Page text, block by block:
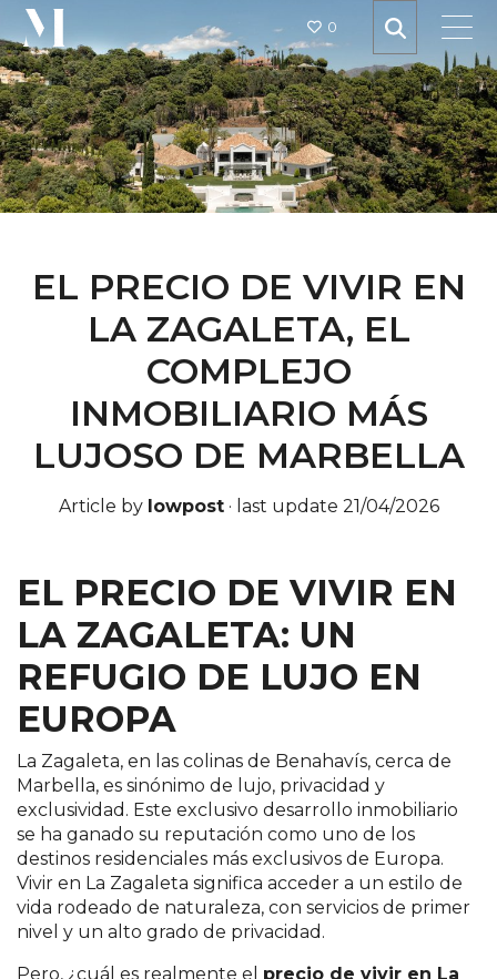
0
EL PRECIO DE VIVIR EN
LA ZAGALETA, EL
COMPLEJO
INMOBILIARIO MÁS
LUJOSO DE MARBELLA
Article by lowpost· last update 21/04/2026
EL PRECIO DE VIVIR EN
LA ZAGALETA: UN
REFUGIO DE LUJO EN
EUROPA
La Zagaleta, en las colinas de Benahavís, cerca de
Marbella, es sinónimo de lujo, privacidad y
exclusividad. Este exclusivo desarrollo inmobiliario
se ha ganado su reputación como uno de los
destinos residenciales más exclusivos de Europa.
Vivir en La Zagaleta significa acceder a un estilo de
vida rodeado de naturaleza, con servicios de primer
nivel y un alto grado de privacidad.
Pero, ¿cuál es realmente el precio de vivir en La